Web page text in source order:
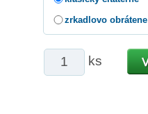
zrkadlovo obrátene
ks